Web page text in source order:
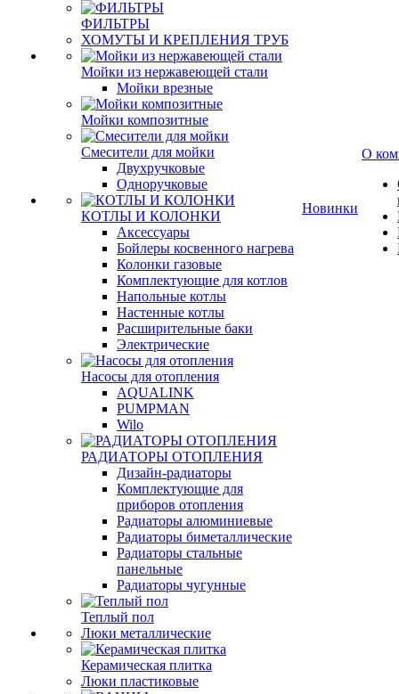
ФИЛЬТРЫ
ХОМУТЫ И КРЕПЛЕНИЯ ТРУБ
Мойки из нержавеющей стали
Мойки врезные
Мойки композитные
Смесители для мойки
Двухручковые
Одноручковые
КОТЛЫ И КОЛОНКИ
Аксессуары
Бойлеры косвенного нагрева
Колонки газовые
Комплектующие для котлов
Напольные котлы
Настенные котлы
Расширительные баки
Электрические
Насосы для отопления
AQUALINK
PUMPMAN
Wilo
РАДИАТОРЫ ОТОПЛЕНИЯ
Дизайн-радиаторы
Комплектующие для
приборов отопления
Радиаторы алюминиевые
Радиаторы биметаллические
Радиаторы стальные
панельные
Радиаторы чугунные
Теплый пол
Люки металлические
Керамическая плитка
Люки пластиковые
Новинки
О